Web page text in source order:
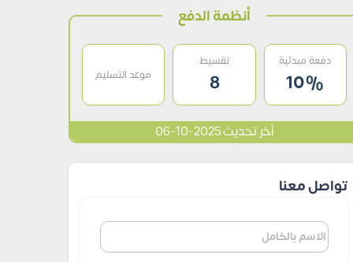
أنظمة الدفع
دفعة مبدئية
10%
تقسيط
8 موعد التسليم
آخر تحديث 2025-10-06
تواصل معنا